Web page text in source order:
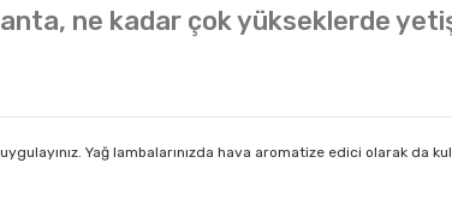
ne kadar çok yükseklerde
Yağ lambalarınızda hava aromatize edici olarak da